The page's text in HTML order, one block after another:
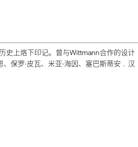
史上烙下印记。曾与Wittmann合作的设计
保罗·皮瓦、米亚·海因、塞巴斯蒂安﹒汉